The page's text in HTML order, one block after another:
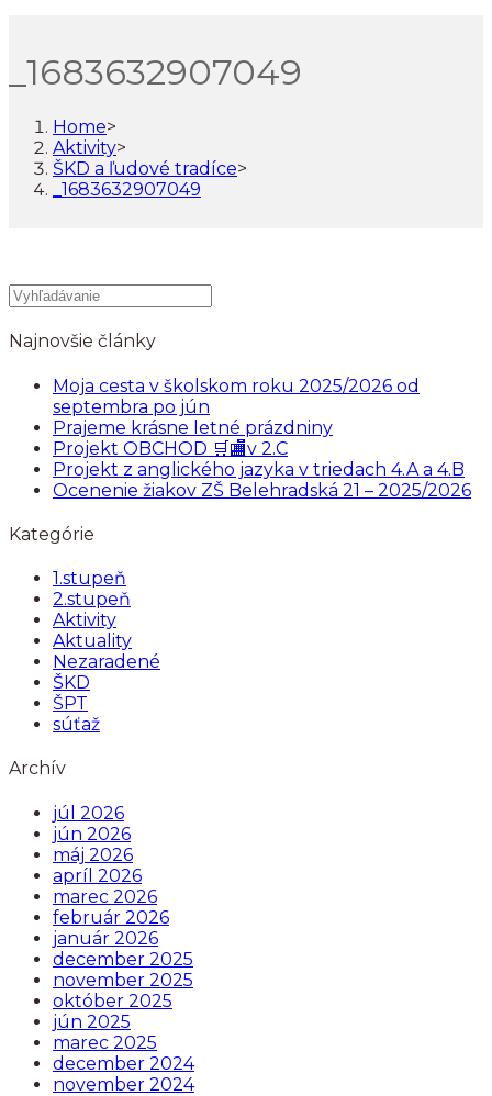
_1683632907049
Home>
Aktivity>
ŠKD a ľudové tradíce>
_1683632907049
Najnovšie články
Moja cesta v školskom roku 2025/2026 od
septembra po jún
Prajeme krásne letné prázdniny
Projekt OBCHOD 🛒🏬v 2.C
Projekt z anglického jazyka v triedach 4.A a 4.B
Ocenenie žiakov ZŠ Belehradská 21 – 2025/2026
Kategórie
1.stupeň
2.stupeň
Aktivity
Aktuality
Nezaradené
ŠKD
ŠPT
súťaž
Archív
júl 2026
jún 2026
máj 2026
apríl 2026
marec 2026
február 2026
január 2026
december 2025
november 2025
október 2025
jún 2025
marec 2025
december 2024
november 2024